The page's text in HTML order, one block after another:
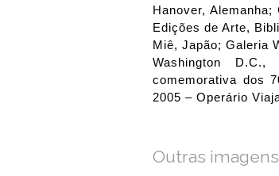
Hanover,
Edições de Arte,
Miê, Japão; Galeria
Washington
comemorativa dos
2005 – Operário
Outras imagens